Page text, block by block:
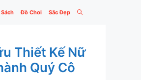
Đồ Chơi Sắc Đẹp
Thiết Kế Nữ
Quý Cô